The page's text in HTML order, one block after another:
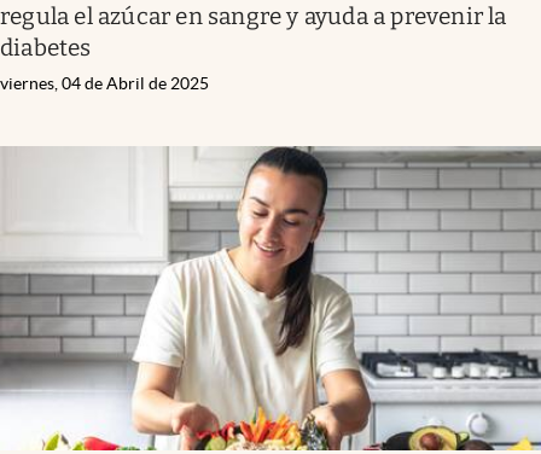
regula el azúcar en sangre y ayuda a prevenir la
diabetes
viernes, 04 de Abril de 2025